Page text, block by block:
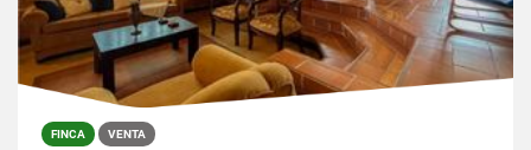
FINCA VENTA